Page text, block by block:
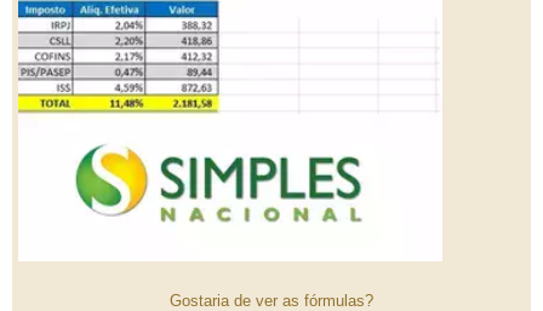
Gostaria de ver as fórmulas?